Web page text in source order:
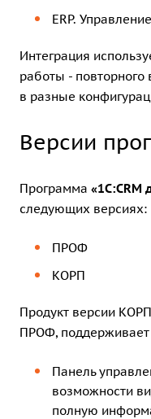
ERP.
Интеграция
работы -
в разные
Версии
Программа «1С:CRM
следующих версиях:
ПРОФ
КОРП
Продукт версии
ПРОФ,
Панель
возможности
полную